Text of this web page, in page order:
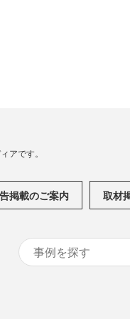
アです。
掲載のご案内 取材